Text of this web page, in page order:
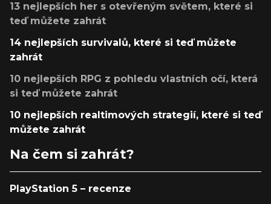
13 nejlepších her s otevřeným světem, které si
teď můžete zahrát
14 nejlepších survivalů, které si teď můžete
zahrát
10 nejlepších RPG z pohledu vlastních očí, která
si teď můžete zahrát
10 nejlepších realtimových strategií, které si teď
můžete zahrát
Na čem si zahrát?
PlayStation 5 – recenze